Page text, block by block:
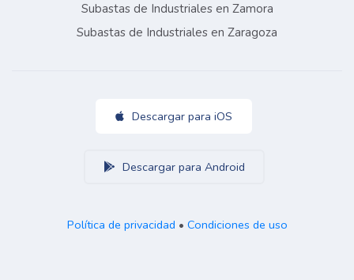
Subastas de Industriales en Zamora
Subastas de Industriales en Zaragoza
Descargar para iOS
Descargar para Android
Política de privacidad • Condiciones de uso